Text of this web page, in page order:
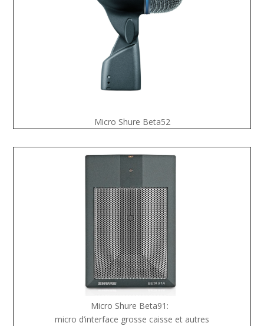
Micro Shure Beta52
Micro Shure Beta91:
micro d’interface grosse caisse et autres